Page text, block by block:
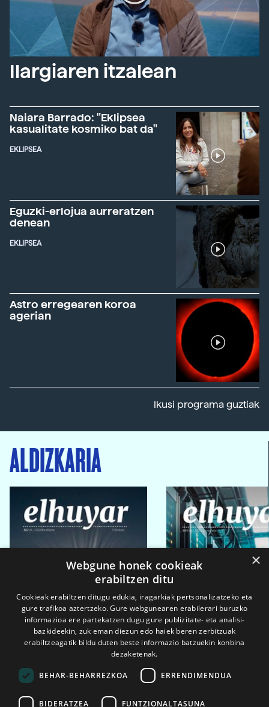
Ilargiaren itzalean
Naiara Barrado: "Eklipsea
kasualitate kosmiko bat da"
EKLIPSEA
Eguzki-erlojua aurreratzen
denean
EKLIPSEA
Astro erregearen koroa
agerian
Ikusi programa guztiak
ALDIZKARIA
×
Webgune honek cookieak
erabiltzen ditu
Cookieak erabiltzen ditugu edukia, iragarkiak pertsonalizatzeko eta
gure trafikoa aztertzeko. Gure webgunearen erabilerari buruzko
informazioa ere partekatzen dugu gure publizitate- eta analisi-
bazkideekin, zuk eman diezun edo haiek beren zerbitzuak
erabiltzeagatik bildu duten beste informazio batzuekin konbina
dezaketenak.
BEHAR-BEHARREZKOA ERRENDIMENDUA
BIDERATZEA FUNTZIONALTASUNA